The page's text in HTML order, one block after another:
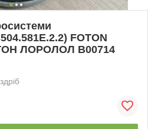
FOTON
ЛОРОЛОЛ B00714